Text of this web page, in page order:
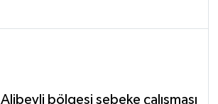
Alibeyli bölgesi şebeke çalışması